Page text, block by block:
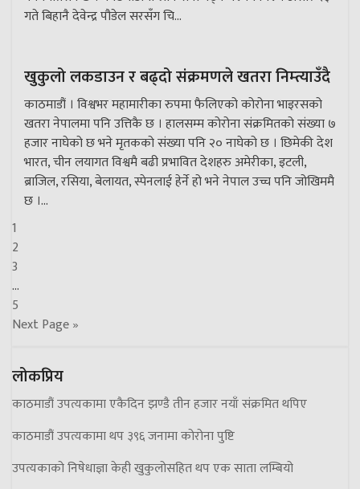
गते बिहानै देवेन्द्र पौडेल सरसँग चि...
खुकुलो लकडाउन र बढ्दो संक्रमणले खतरा निम्त्याउँदै
काठमाडौं । विश्वभर महामारीका रुपमा फैलिएको कोरोना भाइरसको
खतरा नेपालमा पनि उत्तिकै छ । हालसम्म कोरोना संक्रमितको संख्या ७
हजार नाघेको छ भने मृतकको संख्या पनि २० नाघेको छ । छिमेकी देश
भारत, चीन लयागत विश्वमै बढी प्रभावित देशहरु अमेरीका, इटली,
ब्राजिल, रसिया, बेलायत, स्पेनलाई हेर्ने हो भने नेपाल उच्च पनि जोखिममै
छ ।...
1
2
3
…
5
Next Page »
लोकप्रिय
काठमाडौं उपत्यकामा एकैदिन झण्डै तीन हजार नयाँ संक्रमित थपिए
काठमाडौं उपत्यकामा थप ३९६ जनामा कोरोना पुष्टि
उपत्यकाको निषेधाज्ञा केही खुकुलोसहित थप एक साता लम्बियो